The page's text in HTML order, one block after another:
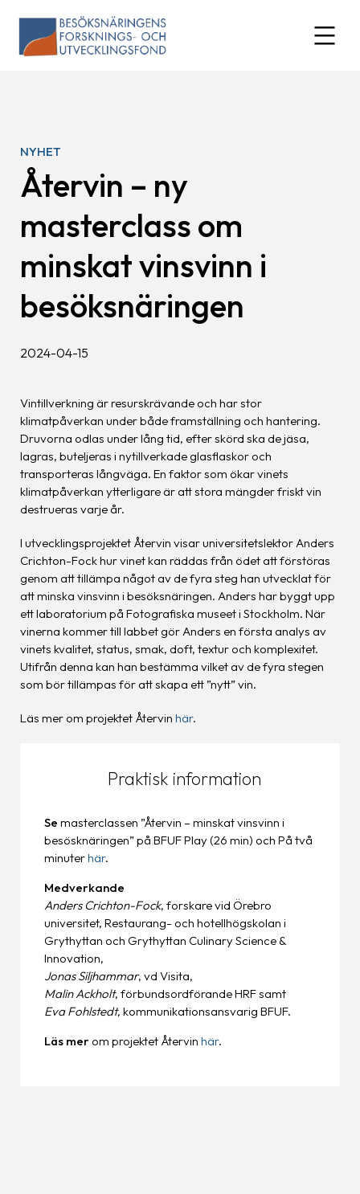
content
NYHET
Återvin – ny
masterclass om
minskat vinsvinn i
besöksnäringen
2024-04-15
Vintillverkning är resurskrävande och har stor
klimatpåverkan under både framställning och hantering.
Druvorna odlas under lång tid, efter skörd ska de jäsa,
lagras, buteljeras i nytillverkade glasflaskor och
transporteras långväga. En faktor som ökar vinets
klimatpåverkan ytterligare är att stora mängder friskt vin
destrueras varje år.
I utvecklingsprojektet Återvin visar universitetslektor Anders
Crichton-Fock hur vinet kan räddas från ödet att förstöras
genom att tillämpa något av de fyra steg han utvecklat för
att minska vinsvinn i besöksnäringen. Anders har byggt upp
ett laboratorium på Fotografiska museet i Stockholm. När
vinerna kommer till labbet gör Anders en första analys av
vinets kvalitet, status, smak, doft, textur och komplexitet.
Utifrån denna kan han bestämma vilket av de fyra stegen
som bör tillämpas för att skapa ett ”nytt” vin.
Läs mer om projektet Återvin här.
Praktisk information
Se masterclassen ”Återvin – minskat vinsvinn i
besösknäringen” på BFUF Play (26 min) och På två
minuterhär.
Medverkande
Anders Crichton-Fock, forskare vid Örebro
universitet, Restaurang- och hotellhögskolan i
Grythyttan och Grythyttan Culinary Science &
Innovation,
Jonas Siljhammar, vd Visita,
Malin Ackholt, förbundsordförande HRF samt
Eva Fohlstedt, kommunikationsansvarig BFUF.
Läs merom projektet Återvin här.